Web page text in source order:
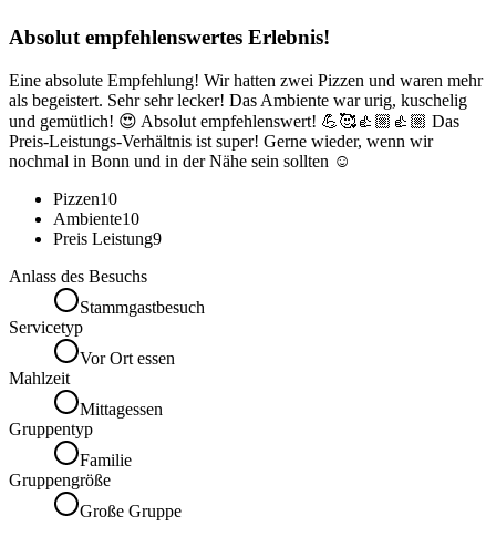
Absolut empfehlenswertes Erlebnis!
Eine absolute Empfehlung! Wir hatten zwei Pizzen und waren mehr
als begeistert. Sehr sehr lecker! Das Ambiente war urig, kuschelig
und gemütlich! 😍 Absolut empfehlenswert! 💪🥰👍🏼👍🏼 Das
Preis-Leistungs-Verhältnis ist super! Gerne wieder, wenn wir
nochmal in Bonn und in der Nähe sein sollten ☺️
Pizzen10
Ambiente10
Preis Leistung9
Anlass des Besuchs
Stammgastbesuch
Servicetyp
Vor Ort essen
Mahlzeit
Mittagessen
Gruppentyp
Familie
Gruppengröße
Große Gruppe